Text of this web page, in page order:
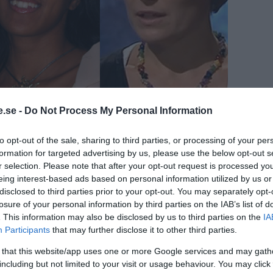
- Do Not Process My Personal Information
opt-out of the sale, sharing to third parties, or processing of your
for targeted advertising by us, please use the below opt-out
selection. Please note that after your opt-out request is processed
interest-based ads based on personal information utilized by us
to third parties prior to your opt-out. You may separately
of your personal information by third parties on the IAB’s list of
This information may also be disclosed by us to third parties on the
Participants that may further disclose it to other third parties.
that this website/app uses one or more Google services and may
but not limited to your visit or usage behaviour. You may
nyligen kommit med ett nytt förslag
för den statliga kontrollen av
kommer att förhindra fortsatt
läkemedel (homeopatika),
läkemedel samt antroposofiska
Karlström och Michael
2000-Talets Vetenskap samt Sara
(NHF) Sweden.
och politikerna åt lagvidriga beslut
lagar som effektivt sätter stopp för